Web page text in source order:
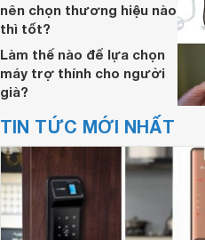
nên chọn thương hiệu nào
thì tốt?
Làm thế nào để lựa chọn
máy trợ thính cho người
già?
TIN TỨC MỚI NHẤT